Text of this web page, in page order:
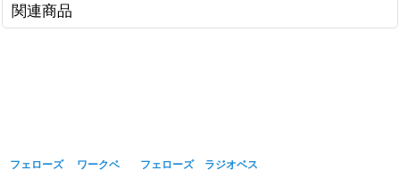
関連商品
フェローズ ワークベ
フェローズ ラジオベス